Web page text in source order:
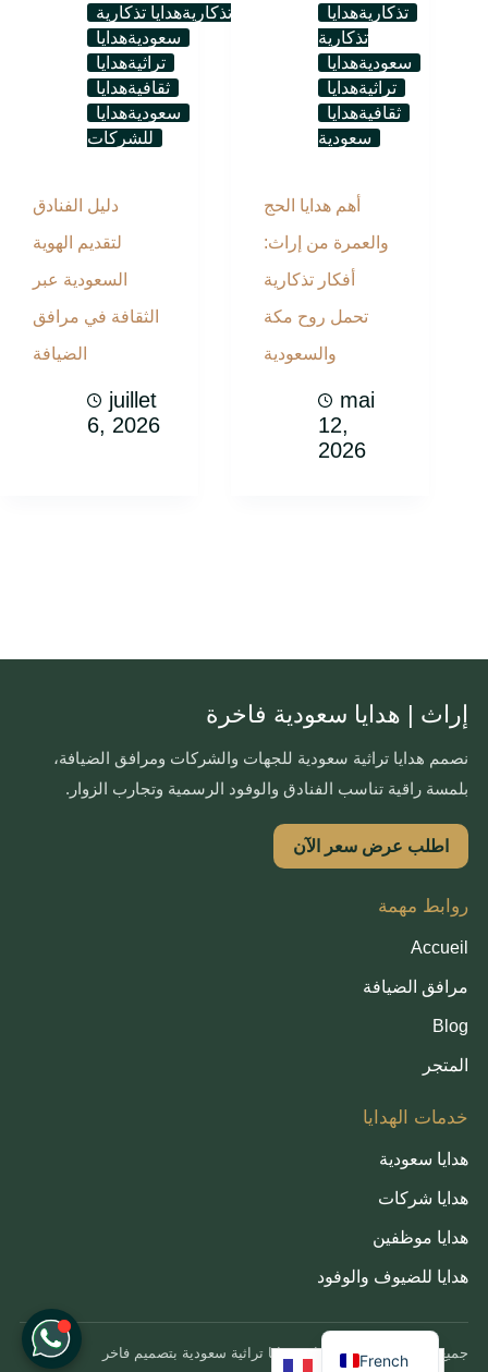
تذكاريةهدايا تذكارية
سعوديةهدايا
تراثيةهدايا
ثقافيةهدايا
سعوديةهدايا
للشركات
دليل الفنادق
لتقديم الهوية
السعودية عبر
الثقافة في مرافق
الضيافة
juillet
6, 2026
تذكاريةهدايا
تذكارية
سعوديةهدايا
تراثيةهدايا
ثقافيةهدايا
سعودية
أهم هدايا الحج
والعمرة من إراث:
أفكار تذكارية
تحمل روح مكة
والسعودية
mai
12,
2026
إراث | هدايا سعودية فاخرة
نصمم هدايا تراثية سعودية للجهات والشركات ومرافق الضيافة،
بلمسة راقية تناسب الفنادق والوفود الرسمية وتجارب الزوار.
اطلب عرض سعر الآن
روابط مهمة
Accueil
مرافق الضيافة
Blog
المتجر
خدمات الهدايا
هدايا سعودية
هدايا شركات
هدايا موظفين
هدايا للضيوف والوفود
جميع الحقوق محفوظة لإراث هدايا تراثية سعودية بتصميم فاخر French
Arabic
English
Français